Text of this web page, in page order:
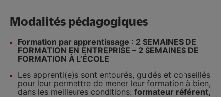
Modalités pédagogiques
Formation par apprentissage : 2 SEMAINES DE
FORMATION EN ENTREPRISE – 2 SEMAINES DE
FORMATION À L’ÉCOLE
Les apprenti(e)s sont entourés, guidés et conseillés
pour leur permettre de mener leur formation à bien,
dans les meilleures conditions: formateur référent,